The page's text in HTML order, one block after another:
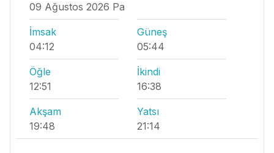
09 Ağustos 2026 Pa
İmsak
04:12
Güneş
05:44
Öğle
12:51
İkindi
16:38
Akşam
19:48
Yatsı
21:14